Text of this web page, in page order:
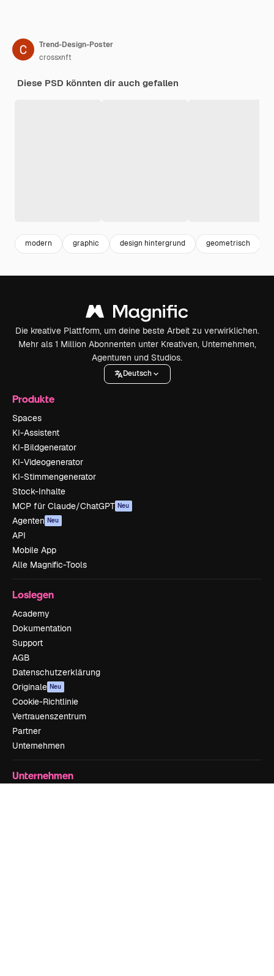
Trend-Design-Poster
crossxnft
Diese PSD könnten dir auch gefallen
modern graphic design hintergrund geometrisch
Die kreative Plattform, um deine beste Arbeit zu verwirklichen.
Mehr als 1 Million Abonnenten unter Kreativen, Unternehmen,
Agenturen und Studios.
Deutsch
Produkte
Spaces
KI-Assistent
KI-Bildgenerator
KI-Videogenerator
KI-Stimmengenerator
Stock-Inhalte
MCP für Claude/ChatGPT Neu
Agenten Neu
API
Mobile App
Alle Magnific-Tools
Loslegen
Academy
Dokumentation
Support
AGB
Datenschutzerklärung
Originale Neu
Cookie-Richtlinie
Vertrauenszentrum
Partner
Unternehmen
Unternehmen